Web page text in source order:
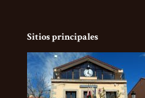
Sitios principales